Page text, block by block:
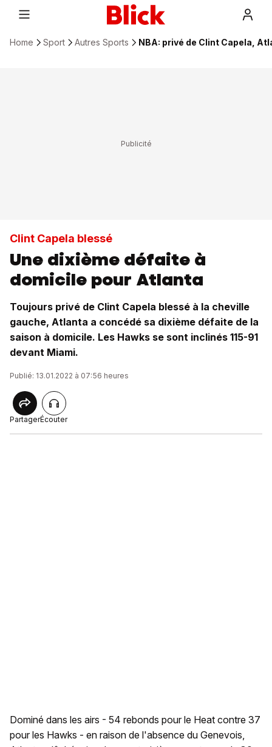
Home Sport Autres Sports NBA: privé de Clint Capela,
Clint Capela blessé
Une dixième défaite à
domicile pour Atlanta
Toujours privé de Clint Capela blessé à la cheville
gauche, Atlanta a concédé sa dixième défaite de la
saison à domicile. Les Hawks se sont inclinés 115-91
devant Miami.
Publié: 13.01.2022 à 07:56 heures
PartagerÉcouter
Dominé dans les airs - 54 rebonds pour le Heat contre 37
pour les Hawks - en raison de l'absence du Genevois,